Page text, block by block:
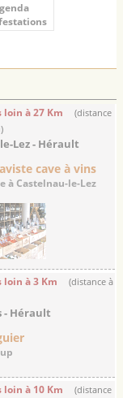
loin à 27 Km
(distance
Lez - Hérault
cave à vins
à Castelnau-le-Lez
loin à 3 Km
(distance à
- Hérault
loin à 10 Km
(distance